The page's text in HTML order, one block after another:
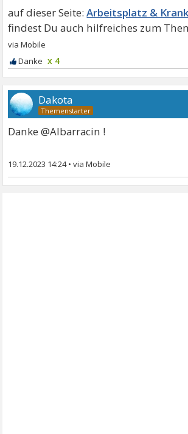
Arbeitsplatz &
x 4
Dakota
Danke @Albarracin !
19.12.2023 14:24•